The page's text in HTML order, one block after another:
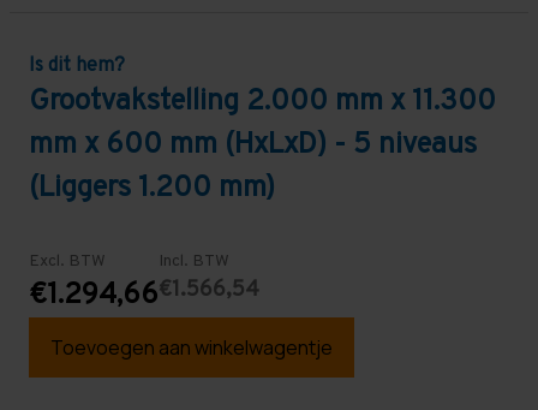
Is dit hem?
Grootvakstelling 2.000 mm x 11.300
mm x 600 mm (HxLxD) - 5 niveaus
(Liggers 1.200 mm)
Excl. BTW
€1.294,66
Incl. BTW
€1.566,54
Toevoegen aan winkelwagentje